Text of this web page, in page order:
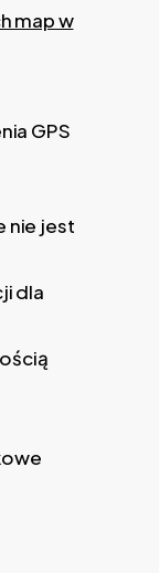
map w
GPS
nie jest
dla